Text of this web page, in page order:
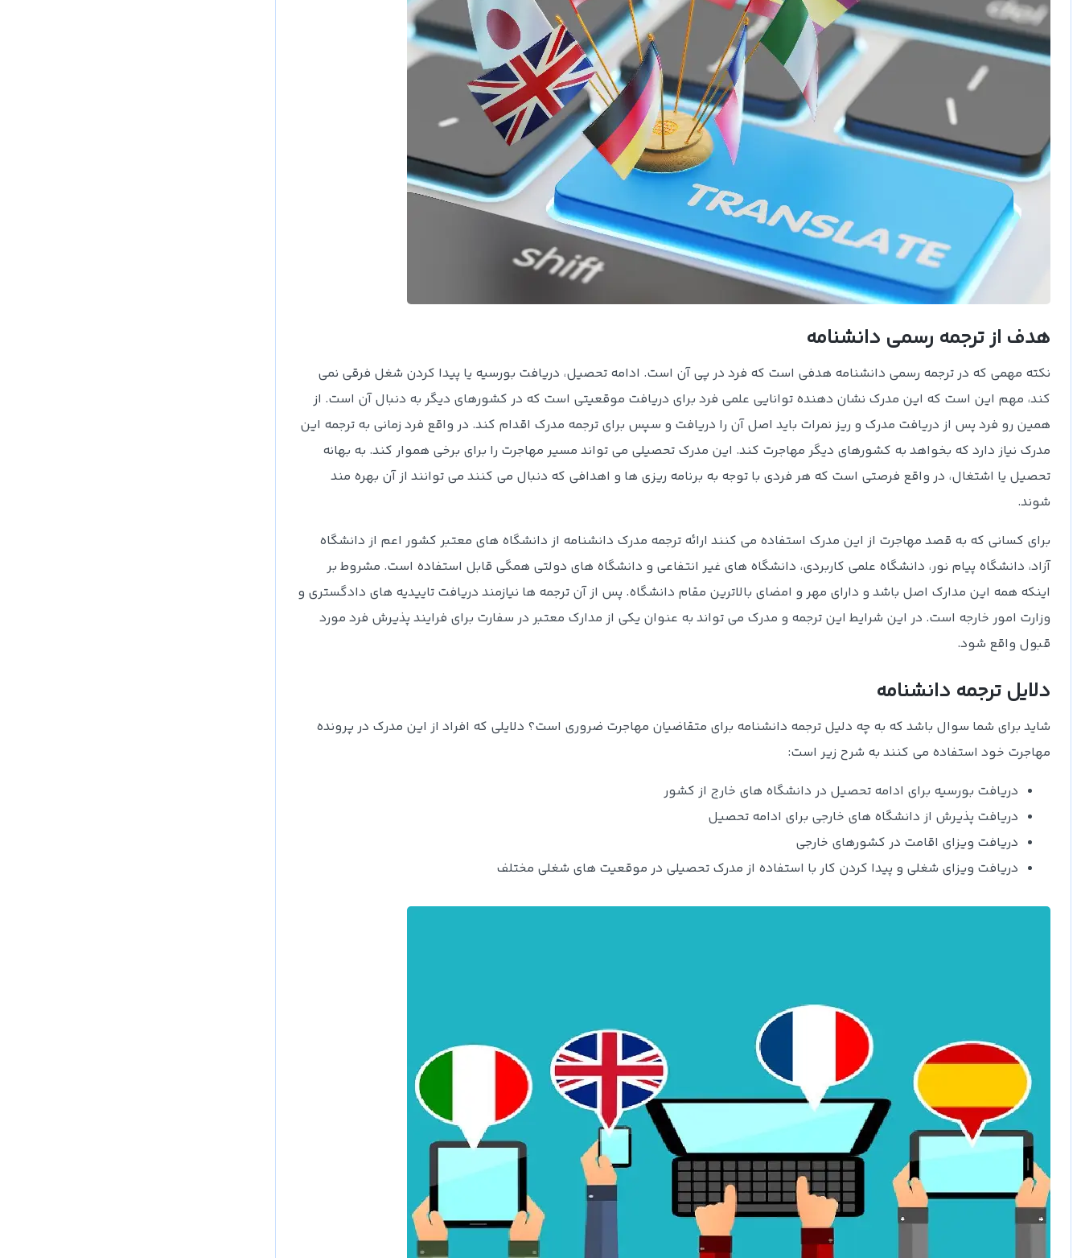
هدف از ترجمه رسمی دانشنامه
نکته مهمی که در ترجمه رسمی دانشنامه هدفی است که فرد در پی آن است. ادامه تحصیل، دریافت بورسیه یا پیدا کردن شغل فرقی نمی
کند، مهم این است که این مدرک نشان دهنده توانایی علمی فرد برای دریافت موقعیتی است که در کشورهای دیگر به دنبال آن است. از
همین رو فرد پس از دریافت مدرک و ریز نمرات باید اصل آن را دریافت و سپس برای ترجمه مدرک اقدام کند. در واقع فرد زمانی به ترجمه این
مدرک نیاز دارد که بخواهد به کشورهای دیگر مهاجرت کند. این مدرک تحصیلی می تواند مسیر مهاجرت را برای برخی هموار کند. به بهانه
تحصیل یا اشتغال، در واقع فرصتی است که هر فردی با توجه به برنامه ریزی ها و اهدافی که دنبال می کنند می توانند از آن بهره مند
شوند.
برای کسانی که به قصد مهاجرت از این مدرک استفاده می کنند ارائه ترجمه مدرک دانشنامه از دانشگاه های معتبر کشور اعم از دانشگاه
آزاد، دانشگاه پیام نور، دانشگاه علمی کاربردی، دانشگاه های غیر انتفاعی و دانشگاه های دولتی همگی قابل استفاده است. مشروط بر
اینکه همه این مدارک اصل باشد و دارای مهر و امضای بالاترین مقام دانشگاه. پس از آن ترجمه ها نیازمند دریافت تاییدیه های دادگستری و
وزارت امور خارجه است. در این شرایط این ترجمه و مدرک می تواند به عنوان یکی از مدارک معتبر در سفارت برای فرایند پذیرش فرد مورد
قبول واقع شود.
دلایل ترجمه دانشنامه
شاید برای شما سوال باشد که به چه دلیل ترجمه دانشنامه برای متقاضیان مهاجرت ضروری است؟ دلایلی که افراد از این مدرک در پرونده
مهاجرت خود استفاده می کنند به شرح زیر است:
دریافت بورسیه برای ادامه تحصیل در دانشگاه های خارج از کشور
دریافت پذیرش از دانشگاه های خارجی برای ادامه تحصیل
دریافت ویزای اقامت در کشورهای خارجی
دریافت ویزای شغلی و پیدا کردن کار با استفاده از مدرک تحصیلی در موقعیت های شغلی مختلف